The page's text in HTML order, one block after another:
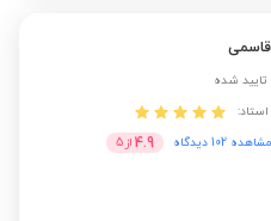
قاسمی
تایید شده
مشاهده 102 دیدگاه
4.9 از 5